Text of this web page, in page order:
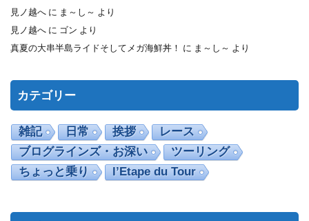
見ノ越へ に ま～し～ より
見ノ越へ に ゴン より
真夏の大串半島ライドそしてメガ海鮮丼！ に ま～し～ より
カテゴリー
雑記 日常 挨拶
レース
ブログラインズ・お深い
ツーリング
ちょっと乗り
l’Etape du Tour